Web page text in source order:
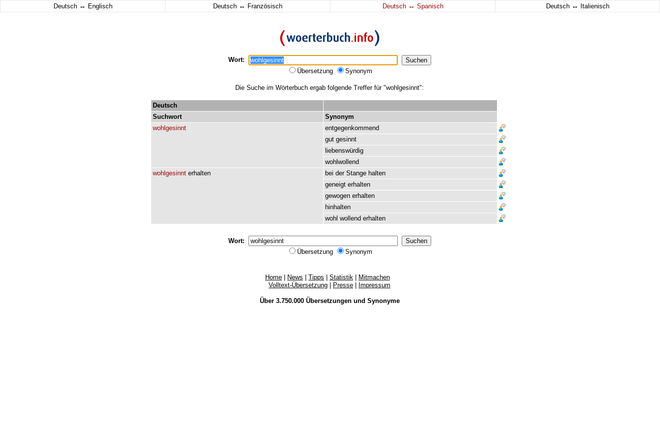
Deutsch ↔ Englisch Deutsch ↔ Französisch Deutsch ↔ Spanisch Deutsch ↔ Italienisch
Wort:
Übersetzung
Synonym
Die Suche im Wörterbuch ergab folgende Treffer für "wohlgesinnt":
Deutsch
Suchwort
Synonym
wohlgesinnt
entgegenkommend
gut gesinnt
liebenswürdig
wohlwollend
wohlgesinnt erhalten bei der Stange halten
geneigt erhalten
gewogen erhalten
hinhalten
wohl wollend erhalten
Wort:
Übersetzung
Synonym
Home News Tipps Statistik
Mitmachen
Volltext-Übersetzung
Presse Impressum
Über 3.750.000 Übersetzungenund Synonyme